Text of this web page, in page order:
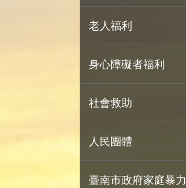
老人福利
身心障礙者福利
社會救助
人民團體
臺南市政府家庭暴力